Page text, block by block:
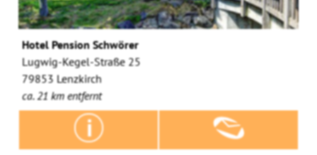
Hotel Pension Schwörer
Lugwig-Kegel-Straße 25
79853 Lenzkirch
ca. 21 km entfernt